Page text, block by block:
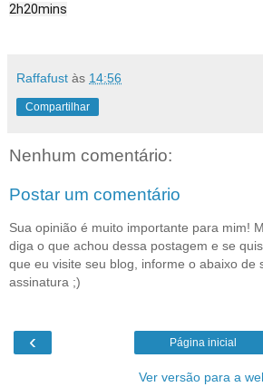
2h20mins
Raffafust às 14:56
Compartilhar
Nenhum comentário:
Postar um comentário
Sua opinião é muito importante para mim!
diga o que achou dessa postagem e se
que eu visite seu blog, informe o abaixo de
assinatura ;)
‹ Página inicial
Ver versão para a